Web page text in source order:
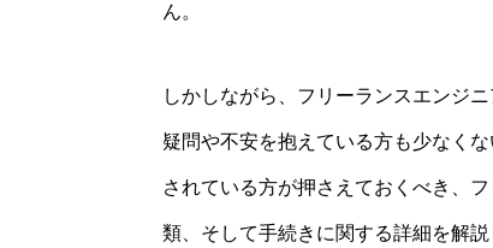
ん。
しかしながら、フリーランスエンジ
疑問や不安を抱えている方も少なく
されている方が押さえておくべき、
類、そして手続きに関する詳細を解